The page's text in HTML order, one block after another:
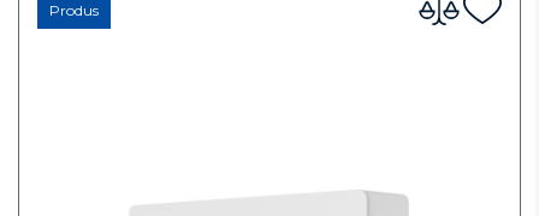
Produs